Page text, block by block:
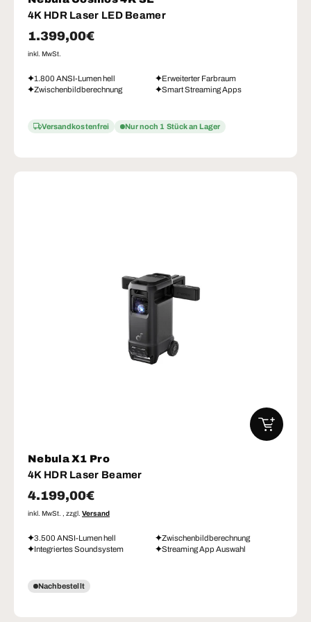
4K HDR Laser LED Beamer
Normaler Preis
1.399,00€
inkl. MwSt.
1.800 ANSI-Lumen hell
Erweiterter Farbraum
Zwischenbildberechnung
Smart Streaming Apps
Versandkostenfrei Nur noch 1 Stück an Lager
Nebula X1 Pro
4K HDR Laser Beamer
Normaler Preis
4.199,00€
inkl. MwSt. , zzgl. Versand
3.500 ANSI-Lumen hell
Zwischenbildberechnung
Integriertes Soundsystem
Streaming App Auswahl
Nachbestellt
IN DEN